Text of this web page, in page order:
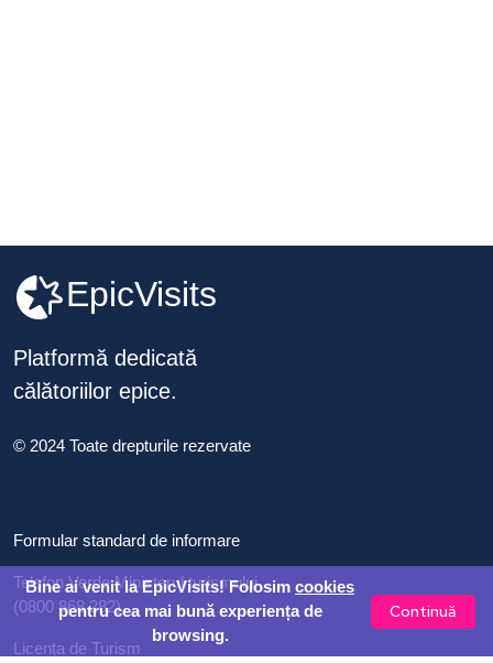
EpicVisits
Platformă dedicată
călătoriilor epice.
© 2024 Toate drepturile rezervate
Formular standard de informare
Telefon Verde Ministerul turismului
(0800 868 282)
Licența de Turism
Bine ai venit la EpicVisits! Folosim cookies
pentru cea mai bună experiența de
browsing.
Continuă